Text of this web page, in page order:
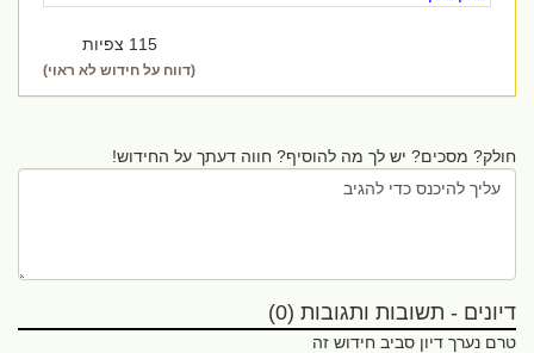
115 צפיות
(דווח על חידוש לא ראוי)
חולק? מסכים? יש לך מה להוסיף? חווה דעתך על החידוש!
דיונים - תשובות ותגובות (0)
טרם נערך דיון סביב חידוש זה